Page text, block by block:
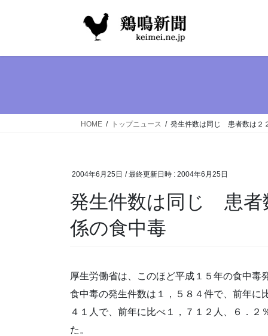
HOME トップニュース 発生件数は同じ 患者数は２
2004年6月25日 / 最終更新日時 : 2004年6月25日
発生件数は同じ 患
係の食中毒
厚生労働省は、このほど平成１５年の食中毒
食中毒の発生件数は１，５８４件で、前年に
４１人で、前年に比べ１，７１２人、６．
た。